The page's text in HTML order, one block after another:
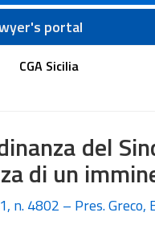
portal
CGA Sicilia
del
di un
n. 4802 – Pres. Greco,